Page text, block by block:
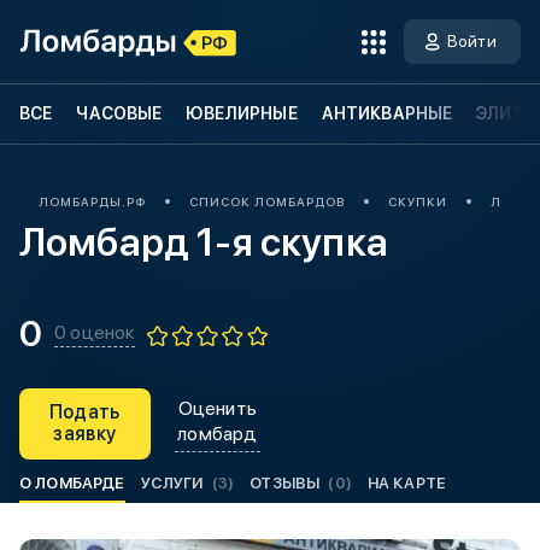
Войти
ВСЕ ЧАСОВЫЕ ЮВЕЛИРНЫЕ АНТИКВАРНЫЕ
ЛОМБАРДЫ.РФ СПИСОК ЛОМБАРДОВ СКУПКИ
Ломбард 1-я скупка
0 0 оценок
Подать
заявку
Оценить
ломбард
О ЛОМБАРДЕ УСЛУГИ (3) ОТЗЫВЫ (0) НА КАРТЕ